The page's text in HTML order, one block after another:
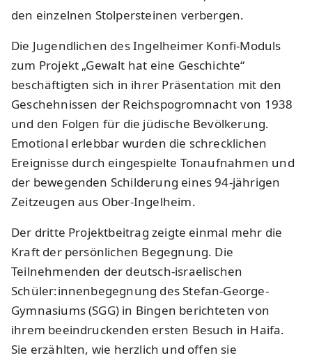
den einzelnen Stolpersteinen verbergen.
Die Jugendlichen des Ingelheimer Konfi-Moduls
zum Projekt „Gewalt hat eine Geschichte“
beschäftigten sich in ihrer Präsentation mit den
Geschehnissen der Reichspogromnacht von 1938
und den Folgen für die jüdische Bevölkerung.
Emotional erlebbar wurden die schrecklichen
Ereignisse durch eingespielte Tonaufnahmen und
der bewegenden Schilderung eines 94-jährigen
Zeitzeugen aus Ober-Ingelheim.
Der dritte Projektbeitrag zeigte einmal mehr die
Kraft der persönlichen Begegnung. Die
Teilnehmenden der deutsch-israelischen
Schüler:innenbegegnung des Stefan-George-
Gymnasiums (SGG) in Bingen berichteten von
ihrem beeindruckenden ersten Besuch in Haifa.
Sie erzählten, wie herzlich und offen sie